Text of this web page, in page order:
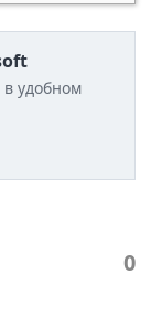
удобном
0